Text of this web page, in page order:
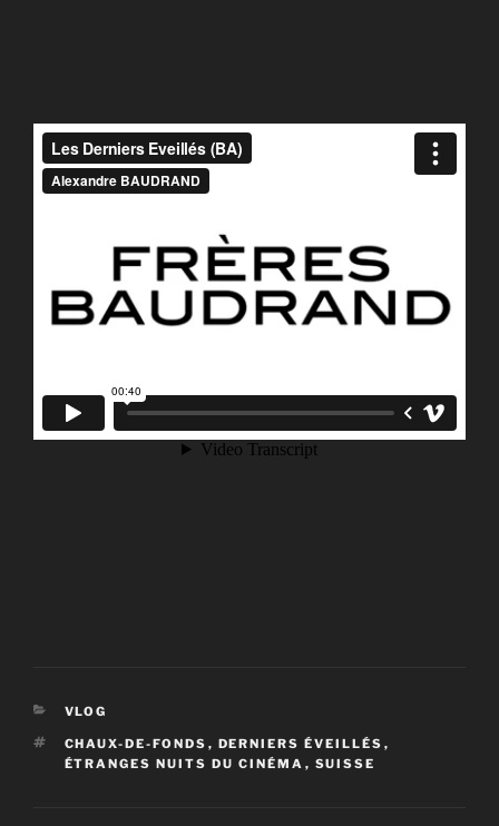
CATÉGORIES
VLOG
ÉTIQUETTES
CHAUX-DE-FONDS , DERNIERS ÉVEILLÉS ,
ÉTRANGES NUITS DU CINÉMA , SUISSE